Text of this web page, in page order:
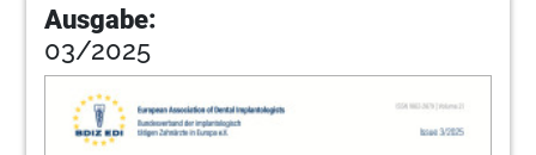
portrayal of the dental profession in
German feature films
Prof. Dr Axel Karenberg
Rehabilitation of a failing central incisor –
A periodontal and restorative success
Ausgabe:
03/2025